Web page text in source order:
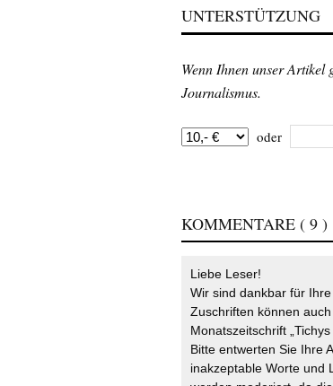
UNTERSTÜTZUNG
Wenn Ihnen unser Artikel
Journalismus.
oder
KOMMENTARE ( 9 )
Liebe Leser!
Wir sind dankbar für
Zuschriften können
Monatszeitschrift „Tichys
Bitte entwerten Sie Ihre
inakzeptable Worte und